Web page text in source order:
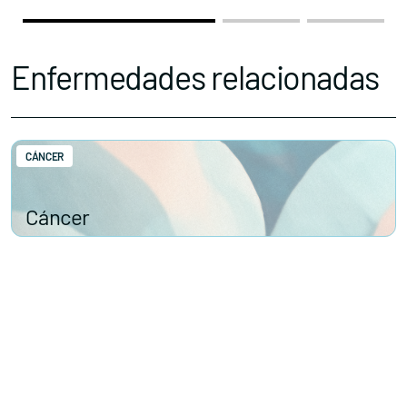
Enfermedades relacionadas
Cáncer
CÁNCER
Contacta con nosotros